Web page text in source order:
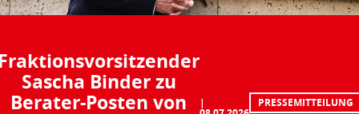
Sascha Binder zu
Berater-Posten von
PRESSEMITTEILUNG